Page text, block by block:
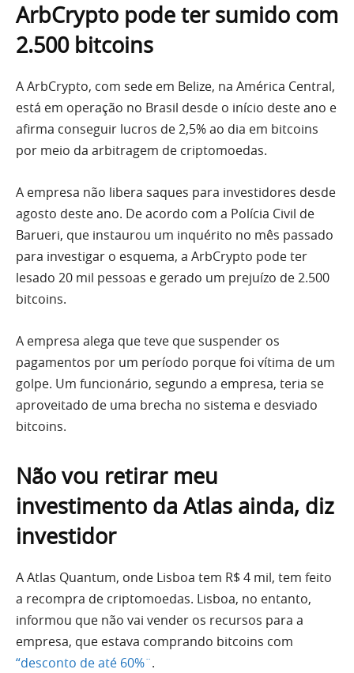
ArbCrypto pode ter sumido com
2.500 bitcoins
A ArbCrypto, com sede em Belize, na América Central,
está em operação no Brasil desde o início deste ano e
afirma conseguir lucros de 2,5% ao dia em bitcoins
por meio da arbitragem de criptomoedas.
A empresa não libera saques para investidores desde
agosto deste ano. De acordo com a Polícia Civil de
Barueri, que instaurou um inquérito no mês passado
para investigar o esquema, a ArbCrypto pode ter
lesado 20 mil pessoas e gerado um prejuízo de 2.500
bitcoins.
A empresa alega que teve que suspender os
pagamentos por um período porque foi vítima de um
golpe. Um funcionário, segundo a empresa, teria se
aproveitado de uma brecha no sistema e desviado
bitcoins.
Não vou retirar meu
investimento da Atlas ainda, diz
investidor
A Atlas Quantum, onde Lisboa tem R$ 4 mil, tem feito
a recompra de criptomoedas. Lisboa, no entanto,
informou que não vai vender os recursos para a
empresa, que estava comprando bitcoins com
“desconto de até 60%¨.